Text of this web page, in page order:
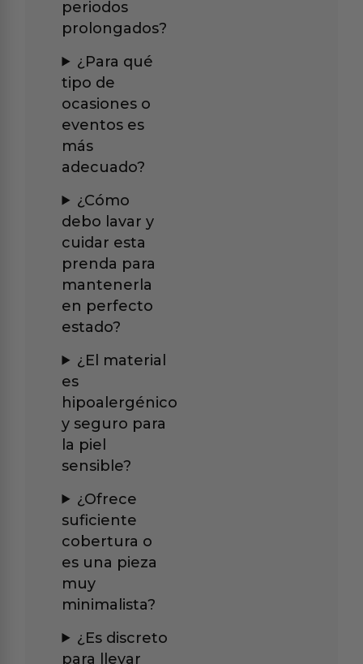
periodos
prolongados?
¿Para qué
tipo de
ocasiones o
eventos es
más
adecuado?
¿Cómo
debo lavar y
cuidar esta
prenda para
mantenerla
en perfecto
estado?
¿El material
es
hipoalergénico
y seguro para
la piel
sensible?
¿Ofrece
suficiente
cobertura o
es una pieza
muy
minimalista?
¿Es discreto
para llevar